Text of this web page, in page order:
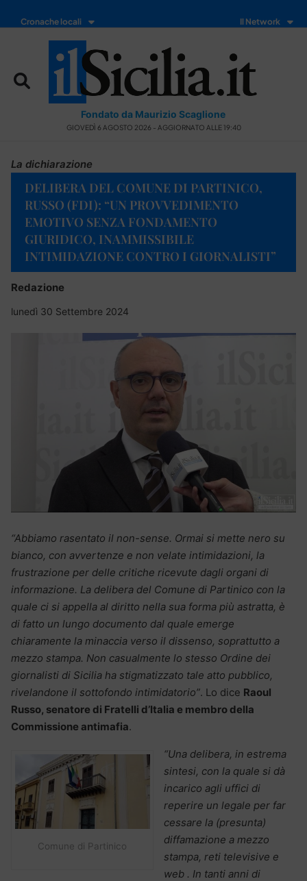
Cronache locali Il Network
Fondato da Maurizio Scaglione
GIOVEDÌ 6 AGOSTO 2026 - AGGIORNATO ALLE 19:40
La dichiarazione
DELIBERA DEL COMUNE DI PARTINICO,
RUSSO (FDI): “UN PROVVEDIMENTO
EMOTIVO SENZA FONDAMENTO
GIURIDICO, INAMMISSIBILE
INTIMIDAZIONE CONTRO I GIORNALISTI”
Redazione
lunedì 30 Settembre 2024
“Abbiamo rasentato il non-sense. Ormai si mette nero su
bianco, con avvertenze e non velate intimidazioni, la
frustrazione per delle critiche ricevute dagli organi di
informazione. La delibera del Comune di Partinico con la
quale ci si appella al diritto nella sua forma più astratta, è
di fatto un lungo documento dal quale emerge
chiaramente la minaccia verso il dissenso, soprattutto a
mezzo stampa. Non casualmente lo stesso Ordine dei
giornalisti di Sicilia ha stigmatizzato tale atto pubblico,
rivelandone il sottofondo intimidatorio”. Lo dice Raoul
Russo, senatore di Fratelli d’Italia e membro della
Commissione antimafia.
Comune di Partinico
“Una delibera, in estrema
sintesi, con la quale si dà
incarico agli uffici di
reperire un legale per far
cessare la (presunta)
diffamazione a mezzo
stampa, reti televisive e
web . In tanti anni di